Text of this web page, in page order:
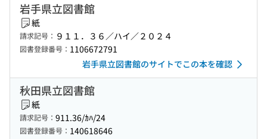
岩手県立図書館
紙
請求記号： ９１１．３６／ハイ／２０２４
図書登録番号： 1106672791
岩手県立図書館のサイトでこの本を確認
秋田県立図書館
紙
請求記号： 911.36/ｶﾊ/24
図書登録番号： 140618646